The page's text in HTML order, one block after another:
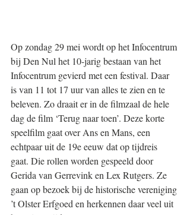
Op zondag 29 mei wordt op het Infocentrum
bij Den Nul het 10-jarig bestaan van het
Infocentrum gevierd met een festival. Daar
is van 11 tot 17 uur van alles te zien en te
beleven. Zo draait er in de filmzaal de hele
dag de film ‘Terug naar toen’. Deze korte
speelfilm gaat over Ans en Mans, een
echtpaar uit de 19e eeuw dat op tijdreis
gaat. Die rollen worden gespeeld door
Gerida van Gerrevink en Lex Rutgers. Ze
gaan op bezoek bij de historische vereniging
’t Olster Erfgoed en herkennen daar veel uit